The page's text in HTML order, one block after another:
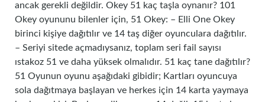
ancak gerekli değildir. Okey 51 kaç taşla oynanır? 101
Okey oyununu bilenler için, 51 Okey: – Elli One Okey
birinci kişiye dağıtılır ve 14 taş diğer oyunculara dağıtılır.
– Seriyi sitede açmadıysanız, toplam seri fail sayısı
ıstakoz 51 ve daha yüksek olmalıdır. 51 kaç tane dağıtılır?
51 Oyunun oyunu aşağıdaki gibidir; Kartları oyuncuya
sola dağıtmaya başlayan ve herkes için 14 karta yaymaya